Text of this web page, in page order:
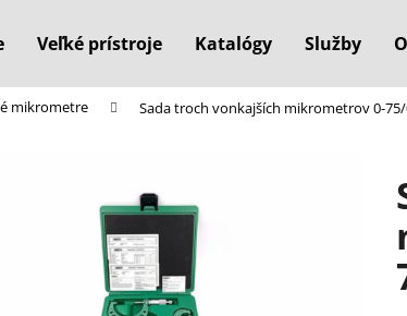
Veľké prístroje Katalógy Služby
mikrometre Sada troch vonkajších mikrometrov 0-75/
potrebujete nájsť?
Odporúčame